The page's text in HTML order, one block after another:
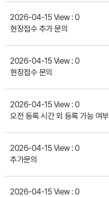
2026-04-15 View : 0
현장접수 추가 문의
2026-04-15 View : 0
현장접수 문의
2026-04-15 View : 0
오전 등록 시간 외 등록 가능 여부
2026-04-15 View : 0
추가문의
2026-04-15 View : 0